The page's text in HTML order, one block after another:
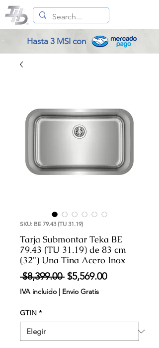
Hasta 3 MSI con
SKU: BE 79.43 (TU 31.19)
Tarja Submontar Teka BE
79.43 (TU 31.19) de 83 cm
(32") Una Tina Acero Inox
$8,399.00 Precio
$5,569.00Precio
IVA incluido Envio Gratis
GTIN *